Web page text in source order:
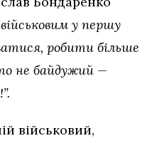
у першу
робити більше
не байдужий —
військовий,